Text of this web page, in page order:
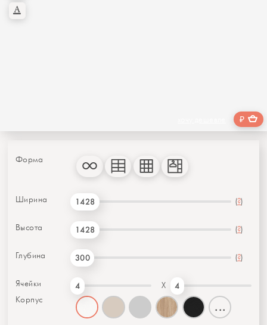
₽
Форма
Ширина 1428 (?)
Высота 1428 (?)
Глубина 300 (?)
Ячейки 4 X 4
Корпус ...